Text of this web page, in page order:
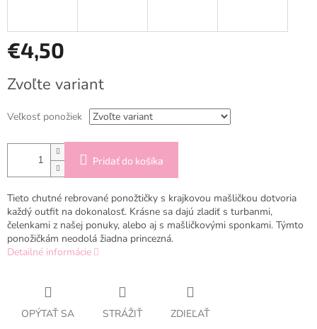
€4,50
cena:
Zvoľte variant
Veľkosť ponožiek
Pridať do košíka
Tieto chutné rebrované ponožtičky s krajkovou mašličkou dotvoria
každý outfit na dokonalosť. Krásne sa dajú zladiť s turbanmi,
čelenkami z našej ponuky, alebo aj s mašličkovými sponkami. Týmto
ponožičkám neodolá žiadna princezná.
Detailné informácie
OPÝTAŤ SA STRÁŽIŤ ZDIEĽAŤ